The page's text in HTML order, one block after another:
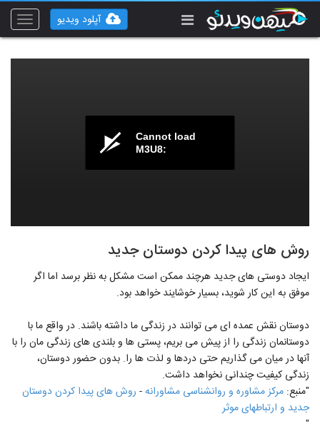
Toggle
آپلود ویدیو
Cannot load
M3U8:
روش های پیدا کردن دوستان جدید
ایجاد دوستی های جدید هرچند ممکن است مشکل به نظر برسد اما اگر
موفق به این کار شوید، بسیار خوشایند خواهد بود.
دوستان نقش عمده ای می توانند در زندگی ما داشته باشند. در واقع ما با
دوستانمان زندگی را از پیش می بریم، پستی ها و بلندی های زندگی مان را با
آنها در میان می گذاریم حتی دردها و لذت ها را. بدون حضور دوستان،
زندگی کیفیت چندانی نخواهد داشت.
"منبع: مرکز مشاوره و روانشناسی مشاورانه- روش های پیدا کردن دوستان
جدید و ارتباطهای موثر
"